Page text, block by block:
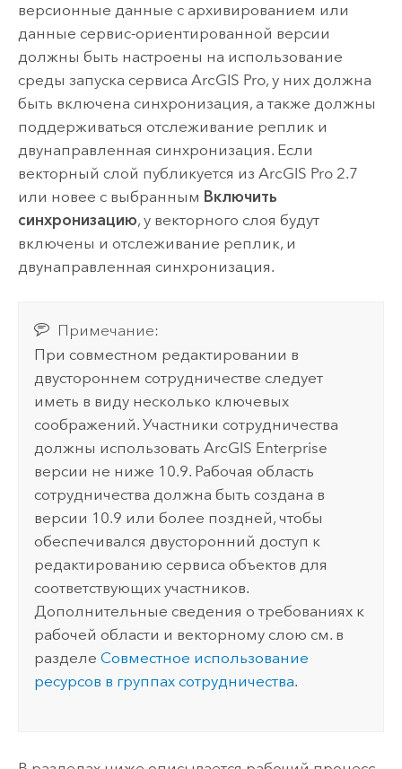
версионные данные с архивированием или
данные сервис-ориентированной версии
должны быть настроены на использование
среды запуска сервиса ArcGIS Pro, у них должна
быть включена синхронизация, а также должны
поддерживаться отслеживание реплик и
двунаправленная синхронизация. Если
векторный слой публикуется из ArcGIS Pro2.7
или новее с выбранным Включить
синхронизацию, у векторного слоя будут
включены и отслеживание реплик, и
двунаправленная синхронизация.
Примечание:
При совместном редактировании в
двустороннем сотрудничестве следует
иметь в виду несколько ключевых
соображений. Участники сотрудничества
должны использоватьArcGIS Enterprise
версии не ниже 10.9. Рабочая область
сотрудничества должна быть создана в
версии 10.9 или более поздней, чтобы
обеспечивался двусторонний доступ к
редактированию сервиса объектов для
соответствующих участников.
Дополнительные сведения о требованиях к
рабочей области и векторному слою см. в
разделеСовместное использование
ресурсов в группах сотрудничества.